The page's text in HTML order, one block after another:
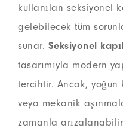
kullanılan seksiyonel
gelebilecek tüm
sunar. Seksiyonel
tasarımıyla modern
tercihtir. Ancak, yoğun
veya mekanik
zamanla